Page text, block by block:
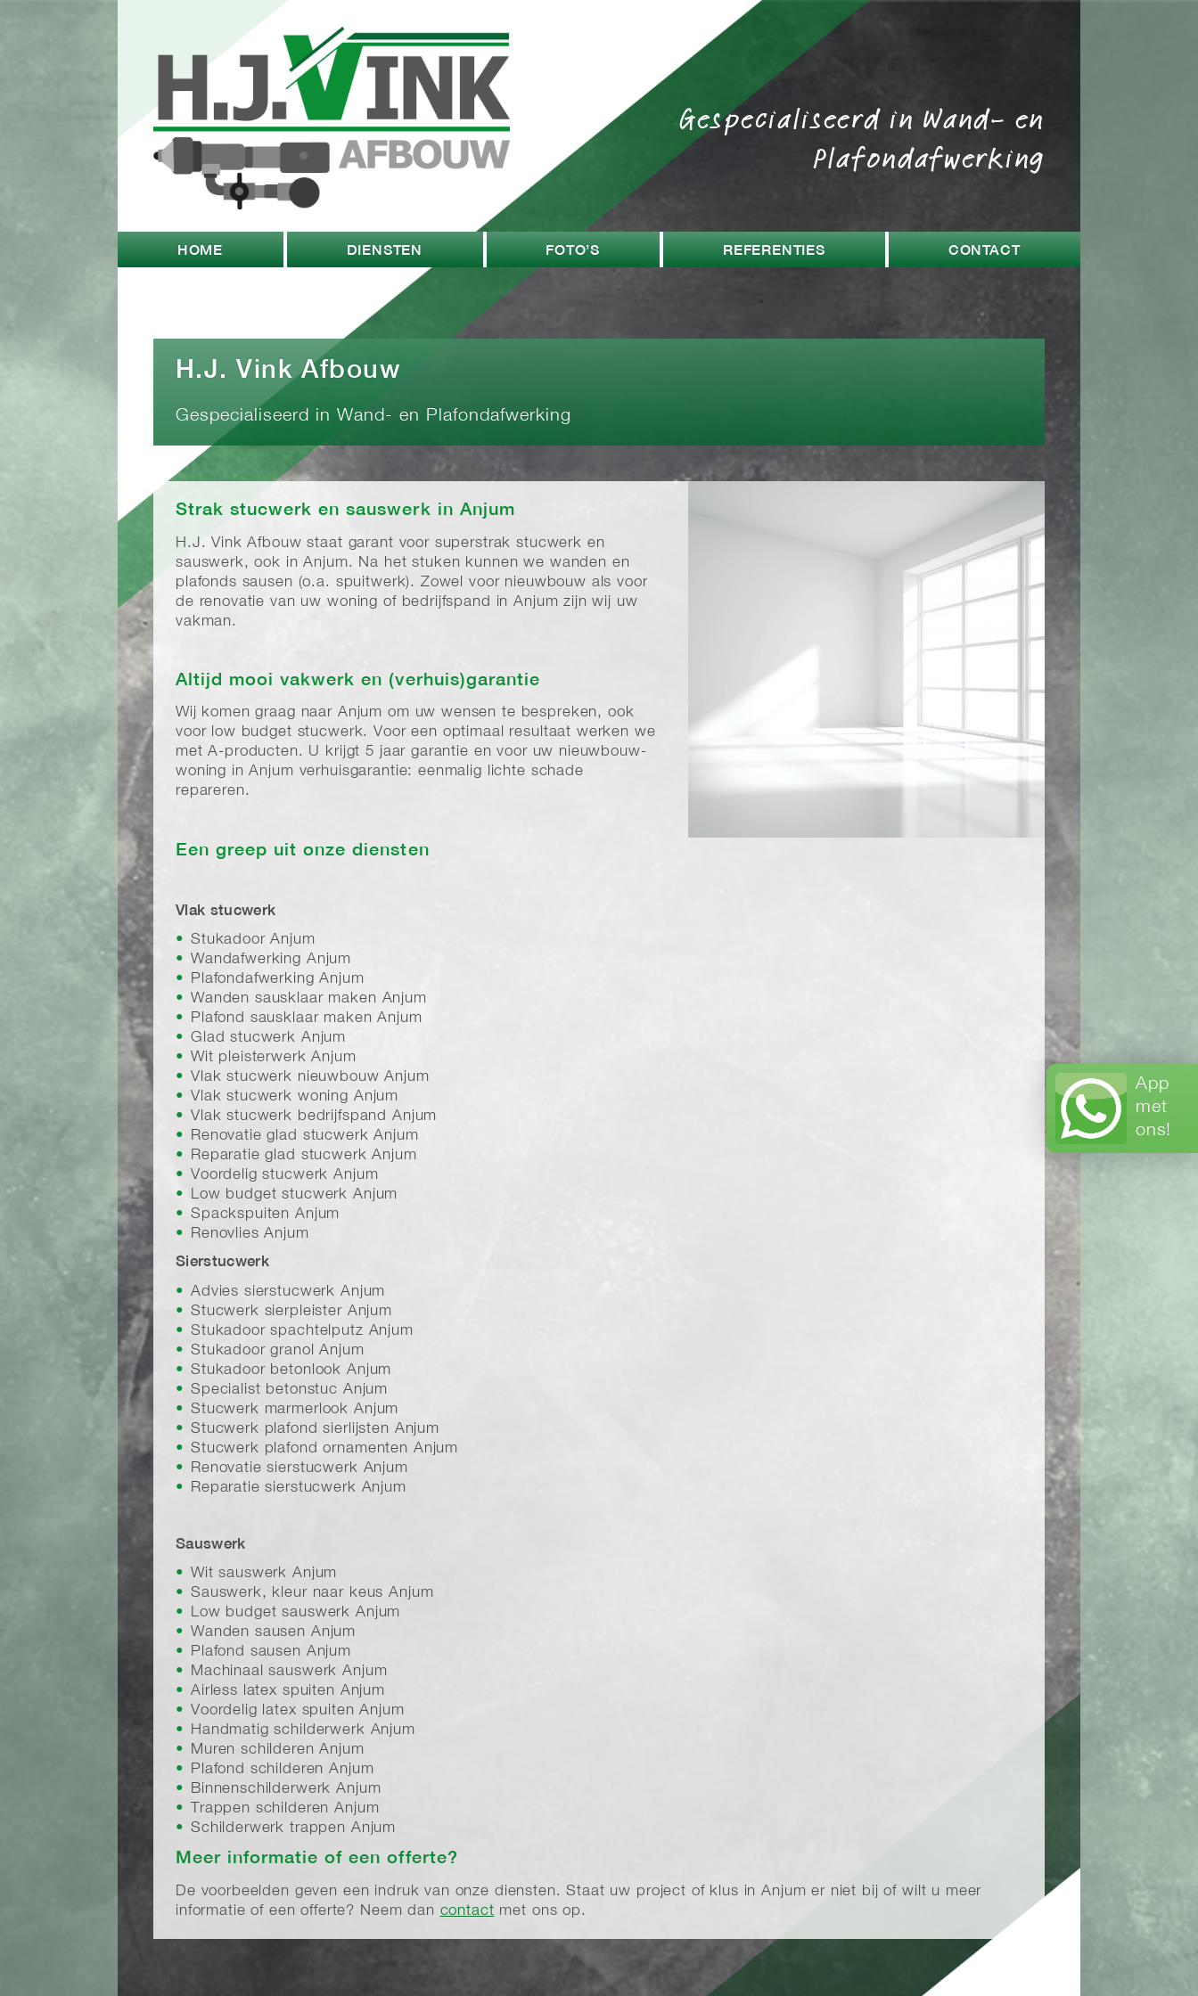
App
met
ons!
Gespecialiseerd in Wand- en
Plafondafwerking
HOME DIENSTEN FOTO’S REFERENTIES CONTACT
H.J. Vink Afbouw
Gespecialiseerd in Wand- en Plafondafwerking
Strak stucwerk en sauswerk in Anjum
H.J. Vink Afbouw staat garant voor superstrak stucwerk en
sauswerk, ook in Anjum. Na het stuken kunnen we wanden en
plafonds sausen (o.a. spuitwerk). Zowel voor nieuwbouw als voor
de renovatie van uw woning of bedrijfspand in Anjum zijn wij uw
vakman.
Altijd mooi vakwerk en (verhuis)garantie
Wij komen graag naar Anjum om uw wensen te bespreken, ook
voor low budget stucwerk. Voor een optimaal resultaat werken we
met A-producten. U krijgt 5 jaar garantie en voor uw nieuwbouw-
woning in Anjum verhuisgarantie: eenmalig lichte schade
repareren.
Een greep uit onze diensten
Vlak stucwerk
Stukadoor Anjum
Wandafwerking Anjum
Plafondafwerking Anjum
Wanden sausklaar maken Anjum
Plafond sausklaar maken Anjum
Glad stucwerk Anjum
Wit pleisterwerk Anjum
Vlak stucwerk nieuwbouw Anjum
Vlak stucwerk woning Anjum
Vlak stucwerk bedrijfspand Anjum
Renovatie glad stucwerk Anjum
Reparatie glad stucwerk Anjum
Voordelig stucwerk Anjum
Low budget stucwerk Anjum
Spackspuiten Anjum
Renovlies Anjum
Sierstucwerk
Advies sierstucwerk Anjum
Stucwerk sierpleister Anjum
Stukadoor spachtelputz Anjum
Stukadoor granol Anjum
Stukadoor betonlook Anjum
Specialist betonstuc Anjum
Stucwerk marmerlook Anjum
Stucwerk plafond sierlijsten Anjum
Stucwerk plafond ornamenten Anjum
Renovatie sierstucwerk Anjum
Reparatie sierstucwerk Anjum
Sauswerk
Wit sauswerk Anjum
Sauswerk, kleur naar keus Anjum
Low budget sauswerk Anjum
Wanden sausen Anjum
Plafond sausen Anjum
Machinaal sauswerk Anjum
Airless latex spuiten Anjum
Voordelig latex spuiten Anjum
Handmatig schilderwerk Anjum
Muren schilderen Anjum
Plafond schilderen Anjum
Binnenschilderwerk Anjum
Trappen schilderen Anjum
Schilderwerk trappen Anjum
Meer informatie of een offerte?
De voorbeelden geven een indruk van onze diensten. Staat uw project of klus in Anjum er niet bij of wilt u meer
informatie of een offerte? Neem dan contact met ons op.